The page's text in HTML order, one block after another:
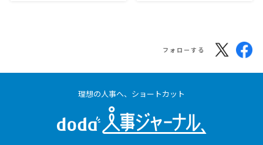
フォローする
理想の人事へ、ショートカット